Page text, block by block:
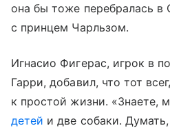
она бы тоже перебралась
с принцем Чарльзом.
Игнасио Фигерас, игрок в
Гарри, добавил, что тот
к простой жизни. «Знаете,
детей и две собаки.